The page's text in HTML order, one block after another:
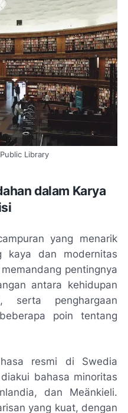
Library
dalam Karya
yang menarik
kaya dan modernitas
pentingnya
antara kehidupan
serta penghargaan
poin tentang
resmi di Swedia
bahasa minoritas
dan Meänkieli.
yang kuat, dengan